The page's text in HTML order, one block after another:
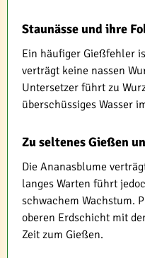
Staunässe und ihre
Ein häufiger Gießfehler
verträgt keine nassen
Untersetzer führt zu
überschüssiges Wasser
Zu seltenes Gießen
Die Ananasblume
langes Warten führt
schwachem Wachstum.
oberen Erdschicht mit
Zeit zum Gießen.